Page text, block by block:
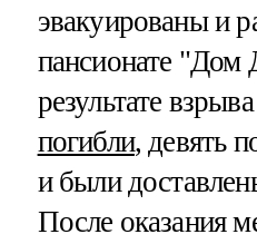
эвакуированы и
пансионате "Дом
результате взрыва
погибли, девять
и были
После оказания